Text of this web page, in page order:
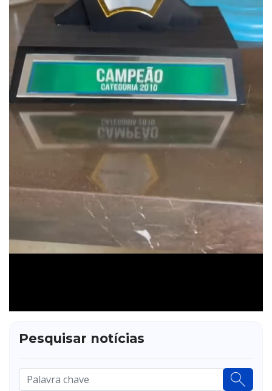
Pesquisar notícias
Pesquisar